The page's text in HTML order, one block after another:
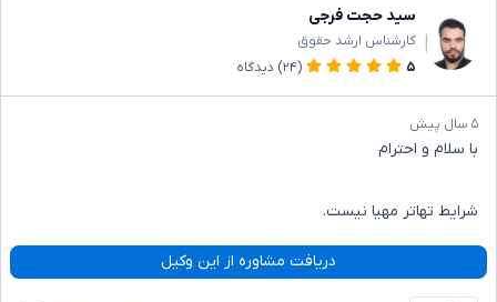
سید حجت فرجی
کارشناس ارشد حقوق
۵
(۲۴) دیدگاه
۵ سال پیش
با سلام و احترام
شرایط تهاتر مهیا نیست.
دریافت مشاوره از این وکیل